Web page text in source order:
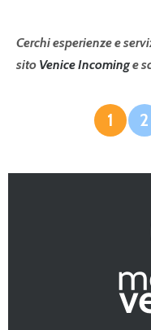
Cerchi esperienze e
sito Venice Incominge
1 2